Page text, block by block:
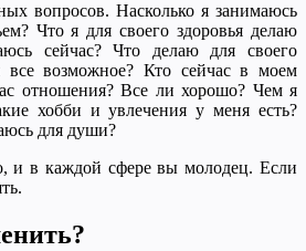
вопросов. Насколько я занимаюсь
Что я для своего здоровья делаю
сейчас? Что делаю для своего
возможное? Кто сейчас в моем
отношения? Все ли хорошо? Чем я
хобби и увлечения у меня есть?
для души?
и в каждой сфере вы молодец. Если